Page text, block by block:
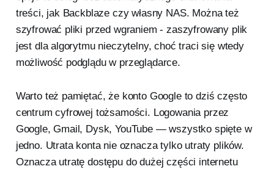
treści, jak Backblaze czy własny NAS. Można też
szyfrować pliki przed wgraniem - zaszyfrowany plik
jest dla algorytmu nieczytelny, choć traci się wtedy
możliwość podglądu w przeglądarce.
Warto też pamiętać, że konto Google to dziś często
centrum cyfrowej tożsamości. Logowania przez
Google, Gmail, Dysk, YouTube — wszystko spięte w
jedno. Utrata konta nie oznacza tylko utraty plików.
Oznacza utratę dostępu do dużej części internetu